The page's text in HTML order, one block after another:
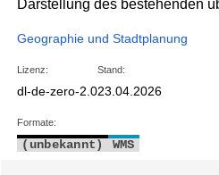
Darstellung des bestehenden
Geographie und Stadtplanung
Lizenz:
dl-de-zero-2.0
Stand:
23.04.2026
Formate:
(unbekannt) WMS